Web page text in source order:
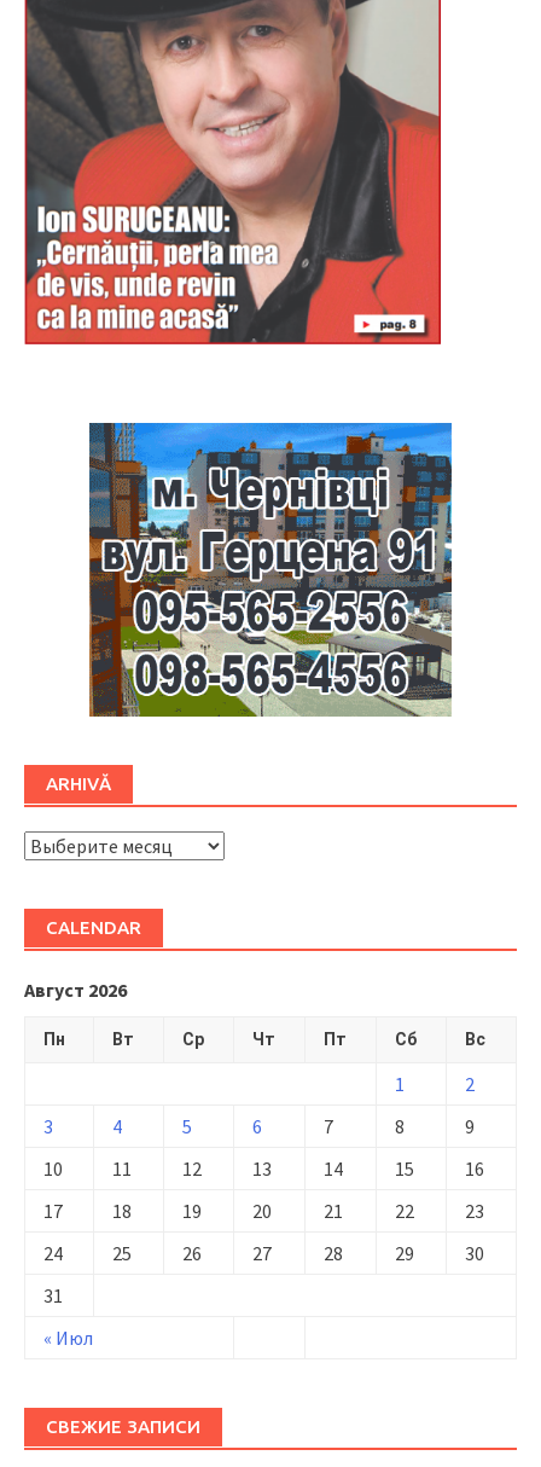
ARHIVĂ
ARHIVĂ
CALENDAR
Август 2026
Пн Вт Ср Чт Пт Сб Вс
« Июл
1
2
3
4 5 6 7 8
9
10
11 12 13 14 15
16
17
18 19 20 21 22
23
24
25 26 27 28 29
30
31
СВЕЖИЕ ЗАПИСИ